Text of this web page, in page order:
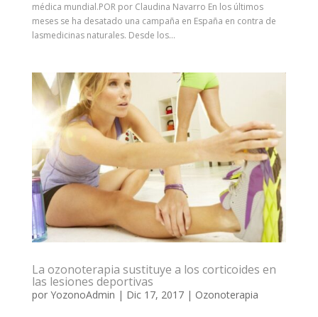
médica mundial.POR por Claudina Navarro En los últimos
meses se ha desatado una campaña en España en contra de
lasmedicinas naturales. Desde los...
La ozonoterapia sustituye a los corticoides en
las lesiones deportivas
por YozonoAdmin | Dic 17, 2017| Ozonoterapia